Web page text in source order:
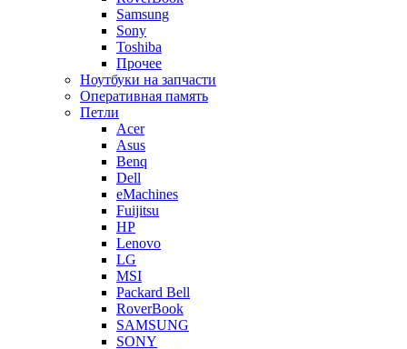
Samsung
Sony
Toshiba
Прочее
Ноутбуки на запчасти
Оперативная память
Петли
Acer
Asus
Benq
Dell
eMachines
Fuijitsu
HP
Lenovo
LG
MSI
Packard Bell
RoverBook
SAMSUNG
SONY